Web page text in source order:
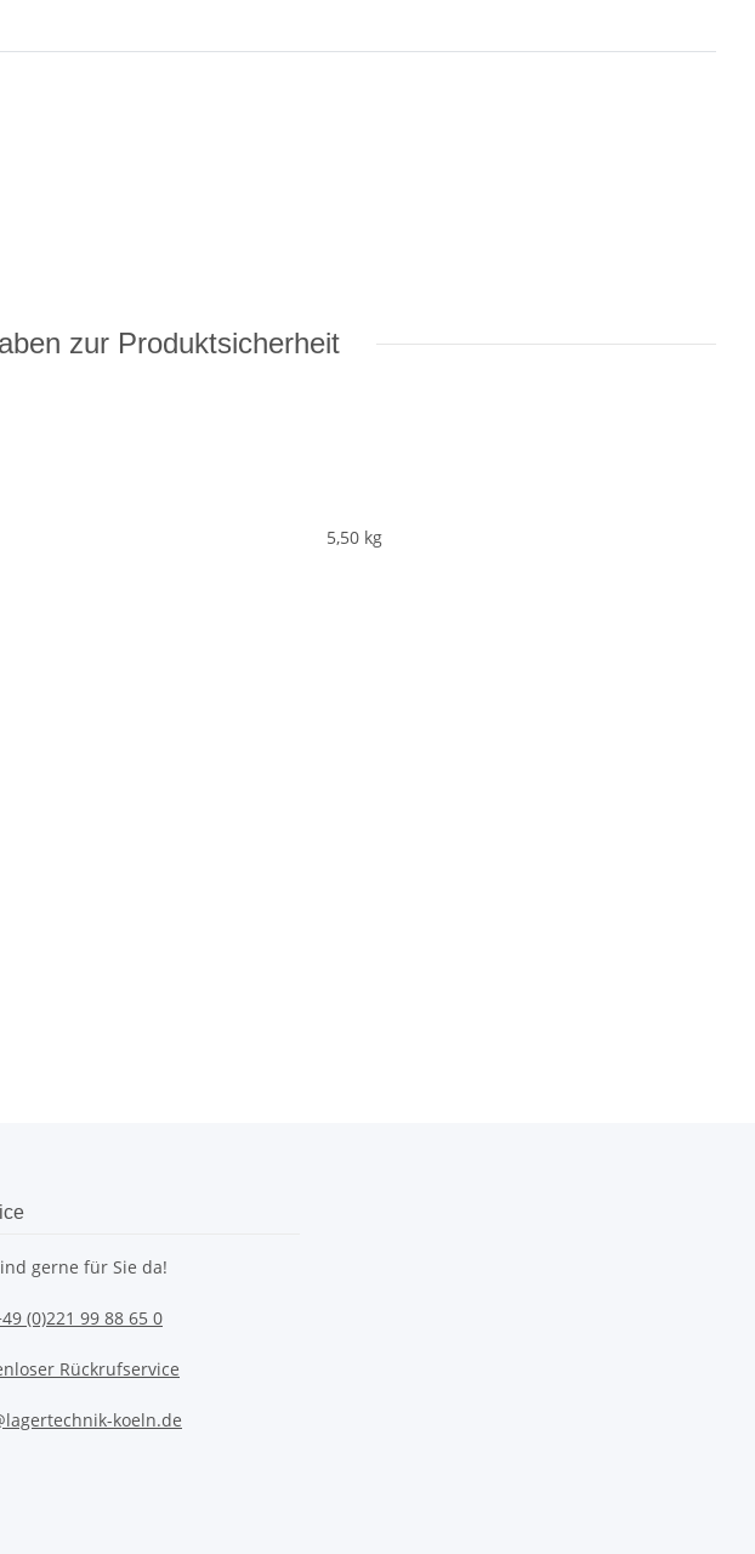
zur Produktsicherheit
5,50 kg
gerne für Sie da!
(0)221 99 88 65 0
Rückrufservice
koeln.de